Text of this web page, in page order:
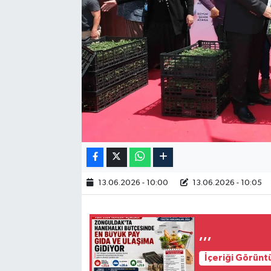
13.06.2026 - 10:00 13.06.2026 - 10:05
,,,
İçeriği
RESMİ İLAN